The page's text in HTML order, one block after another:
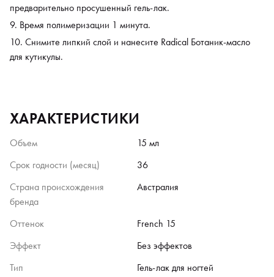
предварительно просушенный гель-лак.
Время полимеризации 1 минута.
Снимите липкий слой и нанесите Radical Ботаник-масло
для кутикулы.
ХАРАКТЕРИСТИКИ
Объем
15 мл
Срок годности (месяц)
36
Страна происхождения
бренда
Австралия
Оттенок
French 15
Эффект
Без эффектов
Тип
Гель-лак для ногтей